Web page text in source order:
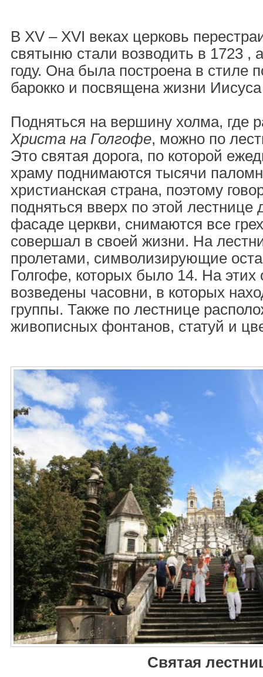
В XV – XVI веках церковь
святыню стали возводить в 1723 ,
году. Она была построена в стиле
барокко и посвящена жизни
Подняться на вершину холма, где
Христа на Голгофе, можно по
Это святая дорога, по которой
храму поднимаются тысячи
христианская страна, поэтому
подняться вверх по этой лестнице
фасаде церкви, снимаются все
совершал в своей жизни. На
пролетами, символизирующие
Голгофе, которых было 14. На этих
возведены часовни, в которых
группы. Также по лестнице
живописных фонтанов, статуй и
Святая